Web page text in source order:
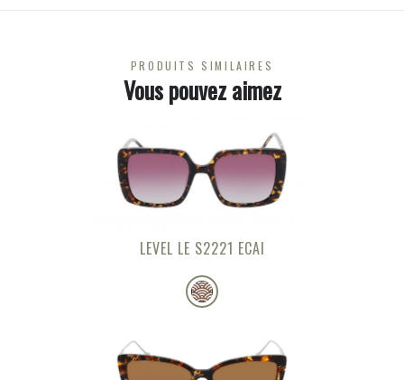
PRODUITS SIMILAIRES
Vous pouvez aimez
LEVEL LE S2221 ECAI